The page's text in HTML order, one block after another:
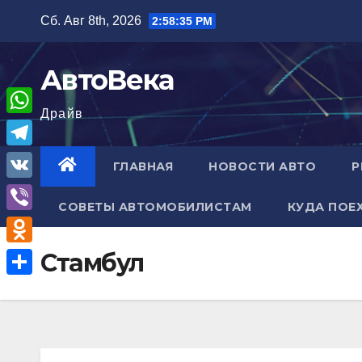
содержимому
Сб. Авг 8th, 2026 2:58:36 PM
АвтоВека
Драйв
ГЛАВНАЯ НОВОСТИ АВТО
СОВЕТЫ АВТОМОБИЛИСТАМ КУДА
Стамбул
W
h
a
A
T
e
l
e
g
V
K
V
i
b
e
O